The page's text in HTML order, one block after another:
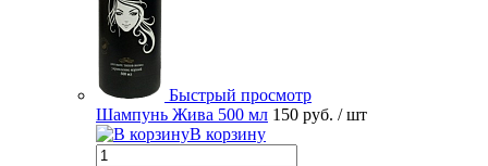
Быстрый просмотр
Шампунь Жива 500 мл 150 руб. / шт
В корзину